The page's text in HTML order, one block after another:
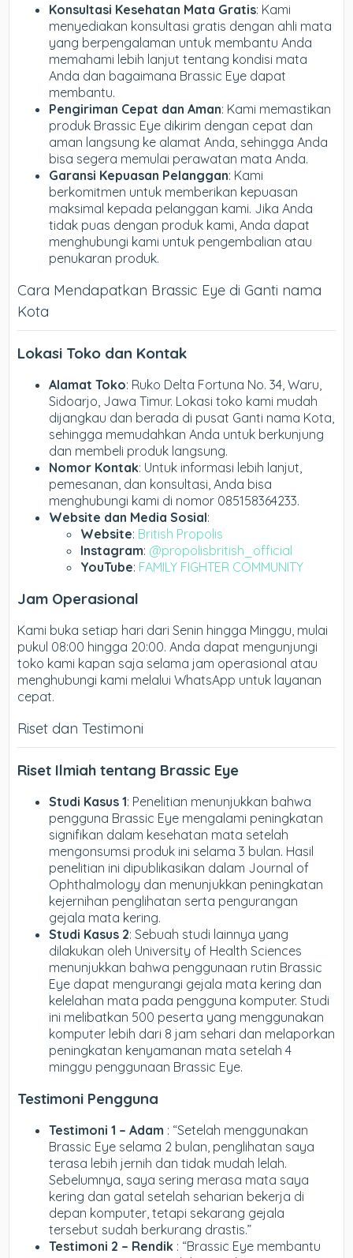
Konsultasi Kesehatan Mata Gratis: Kami
menyediakan konsultasi gratis dengan ahli mata
yang berpengalaman untuk membantu Anda
memahami lebih lanjut tentang kondisi mata
Anda dan bagaimana Brassic Eye dapat
membantu.
Pengiriman Cepat dan Aman: Kami memastikan
produk Brassic Eye dikirim dengan cepat dan
aman langsung ke alamat Anda, sehingga Anda
bisa segera memulai perawatan mata Anda.
Garansi Kepuasan Pelanggan: Kami
berkomitmen untuk memberikan kepuasan
maksimal kepada pelanggan kami. Jika Anda
tidak puas dengan produk kami, Anda dapat
menghubungi kami untuk pengembalian atau
penukaran produk.
Cara Mendapatkan Brassic Eye di Ganti nama
Kota
Lokasi Toko dan Kontak
Alamat Toko: Ruko Delta Fortuna No. 34, Waru,
Sidoarjo, Jawa Timur. Lokasi toko kami mudah
dijangkau dan berada di pusat Ganti nama Kota,
sehingga memudahkan Anda untuk berkunjung
dan membeli produk langsung.
Nomor Kontak: Untuk informasi lebih lanjut,
pemesanan, dan konsultasi, Anda bisa
menghubungi kami di nomor 085158364233.
Website dan Media Sosial:
Website: British Propolis
Instagram: @propolisbritish_official
YouTube: FAMILY FIGHTER COMMUNITY
Jam Operasional
Kami buka setiap hari dari Senin hingga Minggu, mulai
pukul 08:00 hingga 20:00. Anda dapat mengunjungi
toko kami kapan saja selama jam operasional atau
menghubungi kami melalui WhatsApp untuk layanan
cepat.
Riset dan Testimoni
Riset Ilmiah tentang Brassic Eye
Studi Kasus 1: Penelitian menunjukkan bahwa
pengguna Brassic Eye mengalami peningkatan
signifikan dalam kesehatan mata setelah
mengonsumsi produk ini selama 3 bulan. Hasil
penelitian ini dipublikasikan dalam Journal of
Ophthalmology dan menunjukkan peningkatan
kejernihan penglihatan serta pengurangan
gejala mata kering.
Studi Kasus 2: Sebuah studi lainnya yang
dilakukan oleh University of Health Sciences
menunjukkan bahwa penggunaan rutin Brassic
Eye dapat mengurangi gejala mata kering dan
kelelahan mata pada pengguna komputer. Studi
ini melibatkan 500 peserta yang menggunakan
komputer lebih dari 8 jam sehari dan melaporkan
peningkatan kenyamanan mata setelah 4
minggu penggunaan Brassic Eye.
Testimoni Pengguna
Testimoni 1 – Adam : “Setelah menggunakan
Brassic Eye selama 2 bulan, penglihatan saya
terasa lebih jernih dan tidak mudah lelah.
Sebelumnya, saya sering merasa mata saya
kering dan gatal setelah seharian bekerja di
depan komputer, tetapi sekarang gejala
tersebut sudah berkurang drastis.”
Testimoni 2 – Rendik : “Brassic Eye membantu